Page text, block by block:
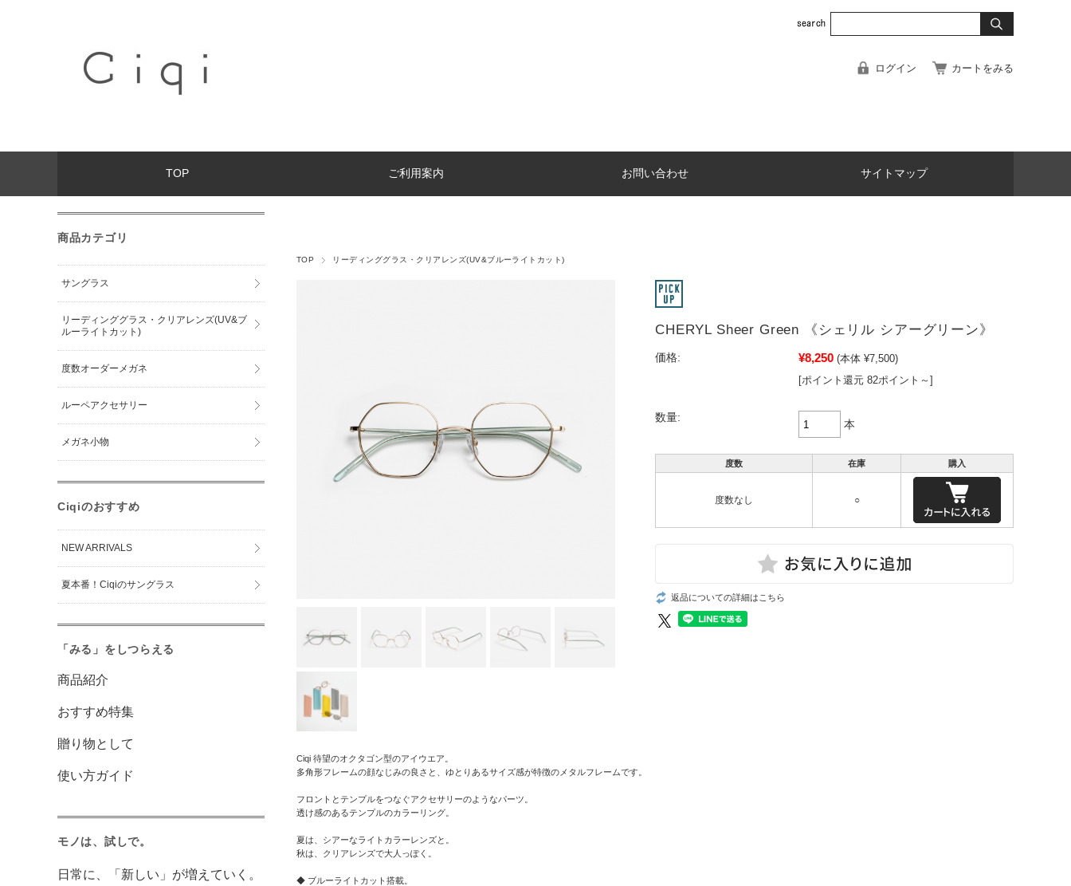
ログイン カートをみる
TOP ご利用案内 お問い合わせ サイトマップ
TOP リーディンググラス・クリアレンズ(UV&ブルーライトカット)
CHERYL Sheer Green 《シェリル シアーグリーン》
価格: ¥8,250 (本体 ¥7,500)
[ポイント還元 82ポイント～]
数量:
本
度数 在庫 購入
度数なし ○
返品についての詳細はこちら
Ciqi 待望のオクタゴン型のアイウエア。
多角形フレームの顔なじみの良さと、ゆとりあるサイズ感が特徴のメタルフレームです。
フロントとテンプルをつなぐアクセサリーのようなパーツ。
透け感のあるテンプルのカラーリング。
夏は、シアーなライトカラーレンズと。
秋は、クリアレンズで大人っぽく。
◆ ブルーライトカット搭載。
商品カテゴリ
サングラス
リーディンググラス・クリアレンズ(UV&ブ
ルーライトカット)
度数オーダーメガネ
ルーペアクセサリー
メガネ小物
Ciqiのおすすめ
NEW ARRIVALS
夏本番！Ciqiのサングラス
「みる」をしつらえる
商品紹介
おすすめ特集
贈り物として
使い方ガイド
モノは、試しで。
日常に、「新しい」が増えていく。